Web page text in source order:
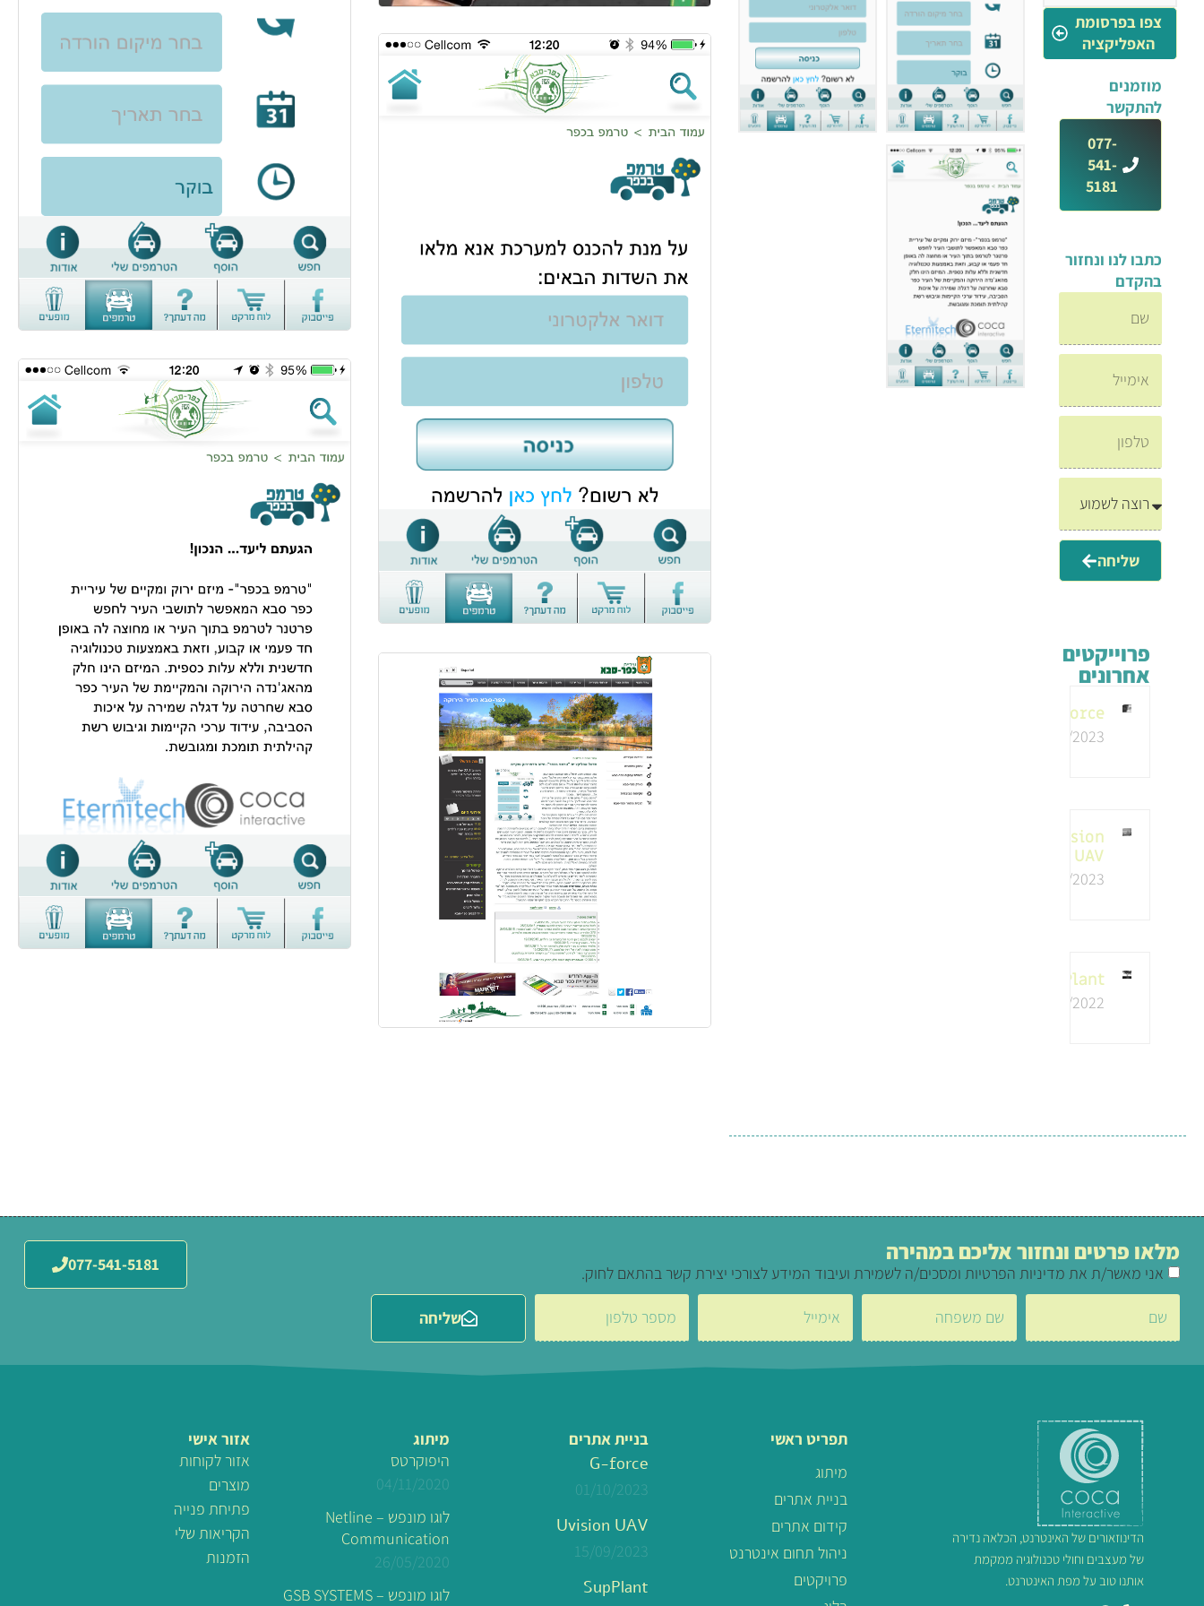
צפו בפרסומת
האפליקציה
מוזמנים
להתקשר
077-
541-
5181
כתבו לנו ונחזור
בהקדם
שליחה
פרוייקטים
אחרונים
G-force
01/10/2023
Uvision
UAV
15/09/2023
SupPlant
14/11/2022
מלאו פרטים ונחזור אליכם במהירה
אני מאשר/ת את מדיניות הפרטיות ומסכים/ה לשמירת ועיבוד המידע לצורכי יצירת קשר בהתאם לחוק.
שליחה
077-541-5181
הדינוזאורים של האינטרנט, הכלאה נדירה
של מעצבים וחולי טכנולוגיה ממקמת
אותנו טוב על מפת האינטרנט.
תפריט ראשי
מיתוג
בניית אתרים
קידום אתרים
ניהול תחום אינטרנט
פרויקטים
בניית אתרים
G-force
01/10/2023
Uvision UAV
15/09/2023
SupPlant
מיתוג
היפוקרטס
04/11/2020
לוגו מונפש – Netline
Communication
26/05/2020
לוגו מונפש – GSB SYSTEMS
אזור אישי
אזור לקוחות
מוצרים
פתיחת פנייה
הקריאות שלי
הזמנות